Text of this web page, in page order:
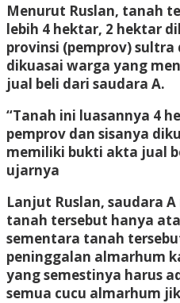
Menurut Ruslan, tanah
lebih 4 hektar, 2 hektar
provinsi (pemprov)
dikuasai warga yang
jual beli dari saudara A.
“Tanah ini luasannya 4
pemprov dan sisanya
memiliki bukti akta jual
ujarnya
Lanjut Ruslan, saudara
tanah tersebut hanya
sementara tanah
peninggalan almarhum
yang semestinya harus
semua cucu almarhum